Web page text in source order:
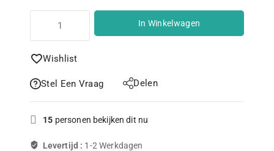
In Winkelwagen
Wishlist
Stel Een Vraag Delen
15 personen bekijken dit nu
Levertijd : 1-2 Werkdagen